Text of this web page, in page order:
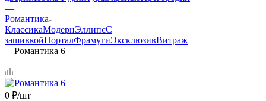
—
Романтика
КлассикаМодернЭллипсС
зашивкойПорталФрамугиЭксклюзивВитраж
—Романтика 6
0 ₽/шт